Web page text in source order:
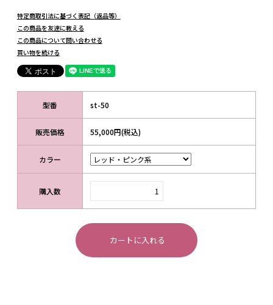
特定商取引法に基づく表記（返品等）
この商品を友達に教える
この商品について問い合わせる
買い物を続ける
型番 st-50
販売価格 55,000円(税込)
カラー
購入数